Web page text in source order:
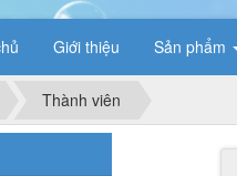
Giới thiệu Sản phẩm
Thành viên